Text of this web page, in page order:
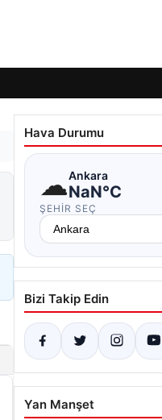
Hava Durumu
☁Ankara
NaN°C
ŞEHIR SEÇ
Bizi Takip Edin
Yan Manşet